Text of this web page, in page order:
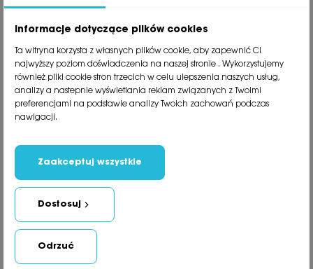
30 lat dzielimy się z naszymi Klientami naszą pasją, doświadczeniem i
81 533 23 05
phone81 533 30 50
phone 81 533 82 20
Polecane kategorie
Informacje
Social Media
Copyright Florexpol © 2021. Wszystkie prawa zastrzeżone.
Informacje dotyczące plików cookies
Ta witryna korzysta z własnych plików cookie, aby zapewnić Ci
najwyższy poziom doświadczenia na naszej stronie . Wykorzystujemy
również pliki cookie stron trzecich w celu ulepszenia naszych usług,
analizy a nastepnie wyświetlania reklam związanych z Twoimi
preferencjami na podstawie analizy Twoich zachowań podczas
nawigacji.
Odrzuć
Dostosuj
Zaakceptuj wszystkie